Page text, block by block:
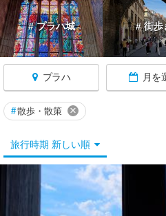
# プラハ城 # 街歩
プラハ 月を
戻
る
ェ
ス
キ
・
ク
#散歩・散策 ×
旅行時期 新しい順